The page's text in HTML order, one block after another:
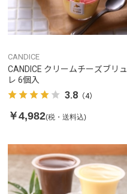
CANDICE
CANDICE クリームチーズブリュ
レ 6個入
3.8 （4）
￥4,982(税・送料込)